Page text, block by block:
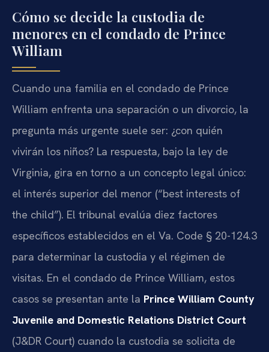
Cómo se decide la custodia de
menores en el condado de Prince
William
Cuando una familia en el condado de Prince
William enfrenta una separación o un divorcio, la
pregunta más urgente suele ser: ¿con quién
vivirán los niños? La respuesta, bajo la ley de
Virginia, gira en torno a un concepto legal único:
el interés superior del menor (“best interests of
the child”). El tribunal evalúa diez factores
específicos establecidos en el Va. Code § 20-124.3
para determinar la custodia y el régimen de
visitas. En el condado de Prince William, estos
casos se presentan ante la Prince William County
Juvenile and Domestic Relations District Court
(J&DR Court) cuando la custodia se solicita de